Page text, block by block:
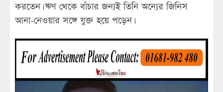
করতেন। ঋণ থেকে বাঁচার জন্যই তিনি অন্যের জিনিস
আনা-নেওয়ার সঙ্গে যুক্ত হয়ে পড়েন।